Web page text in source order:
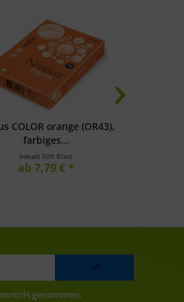
COLOR orange (OR43),
farbiges...
Inhalt 500 Blatt
ab 7,79 € *
genommen.